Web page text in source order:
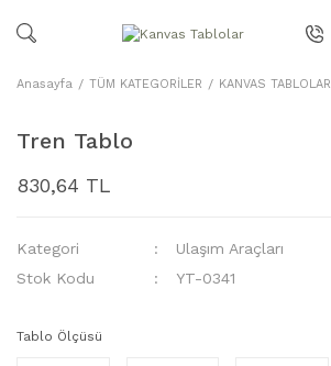
Anasayfa TÜM KATEGORİLER KANVAS TABLOLAR
Tren Tablo
830,64 TL
Kategori
Ulaşım Araçları
Stok Kodu
YT-0341
Tablo Ölçüsü